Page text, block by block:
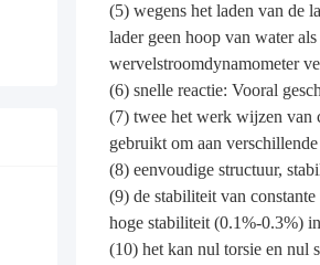
(5) wegens het laden van de
lader geen hoop van water
wervelstroomdynamometer
(6) snelle reactie: Vooral
(7) twee het werk wijzen van
gebruikt om aan
(8) eenvoudige structuur,
(9) de stabiliteit van
hoge stabiliteit (0.1%-0.3%)
(10) het kan nul torsie en nul